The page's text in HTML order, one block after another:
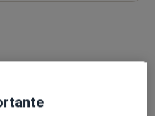
visita Osteopatía